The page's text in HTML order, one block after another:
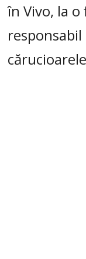
în Vivo, la